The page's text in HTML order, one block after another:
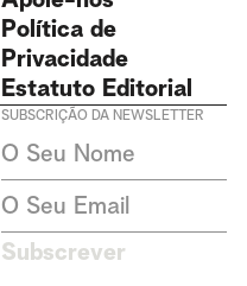
Política de
Privacidade
Estatuto Editorial
SUBSCRIÇÃO DA NEWSLETTER
Revista Umbigo e aceito a
recolhemos ou armazenamos
dados pessoais sem o seu
consentimento. Política de
Privacidade
Subscrever